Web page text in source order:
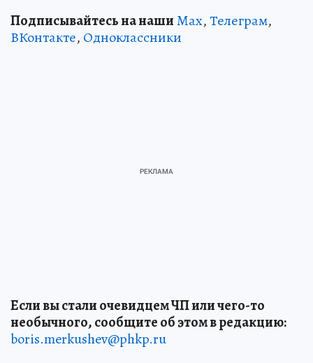
Подписывайтесь на нашиMax,Телеграм,
ВКонтакте, Одноклассники
Если вы стали очевидцем ЧП или чего-то
необычного, сообщите об этом в редакцию:
boris.merkushev@phkp.ru